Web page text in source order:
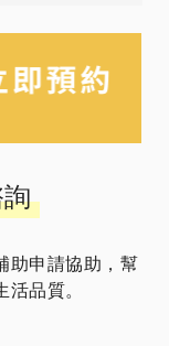
助申請協助，幫
品質。